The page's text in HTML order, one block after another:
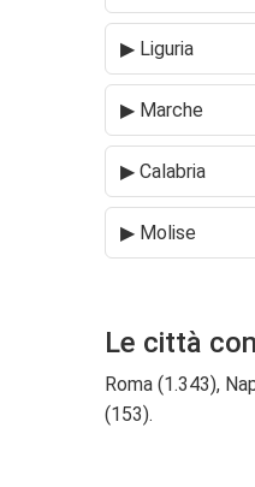
▶ Liguria
▶ Marche
▶ Calabria
▶ Molise
Le città
Roma (1.343),
(153).